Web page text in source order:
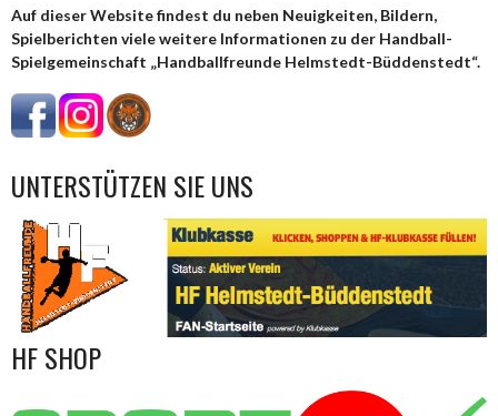
Auf dieser Website findest du neben Neuigkeiten, Bildern,
Spielberichten viele weitere Informationen zu der Handball-
Spielgemeinschaft „Handballfreunde Helmstedt-Büddenstedt“.
UNTERSTÜTZEN SIE UNS
HF SHOP